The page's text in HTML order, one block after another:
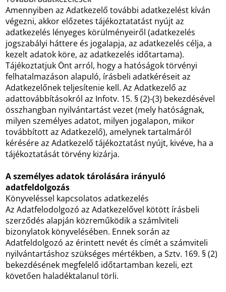
Amennyiben az Adatkezelő további adatkezelést kíván
végezni, akkor előzetes tájékoztatatást nyújt az
adatkezelés lényeges körülményeiről (adatkezelés
jogszabályi háttere és jogalapja, az adatkezelés célja, a
kezelt adatok köre, az adatkezelés időtartama).
Tájékoztatjuk Önt arról, hogy a hatóságok törvényi
felhatalmazáson alapuló, írásbeli adatkéréseit az
Adatkezelőnek teljesítenie kell. Az Adatkezelő az
adattovábbításokról az Infotv. 15. § (2)-(3) bekezdésével
összhangban nyilvántartást vezet (mely hatóságnak,
milyen személyes adatot, milyen jogalapon, mikor
továbbított az Adatkezelő), amelynek tartalmáról
kérésére az Adatkezelő tájékoztatást nyújt, kivéve, ha a
tájékoztatását törvény kizárja.
A személyes adatok tárolására irányuló
adatfeldolgozás
Könyveléssel kapcsolatos adatkezelés
Az Adatfelodolgozó az Adatkezelővel kötött írásbeli
szerződés alapján közreműködik a számlviteli
bizonylatok könyvelésében. Ennek során az
Adatfeldolgozó az érintett nevét és címét a számviteli
nyilvántartáshoz szükséges mértékben, a Sztv. 169. § (2)
bekezdésének megfelelő időtartamban kezeli, ezt
követően haladéktalanul törli.